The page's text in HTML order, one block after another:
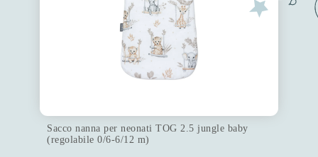
Sacco nanna per neonati TOG 2.5 jungle baby
(regolabile 0/6-6/12 m)